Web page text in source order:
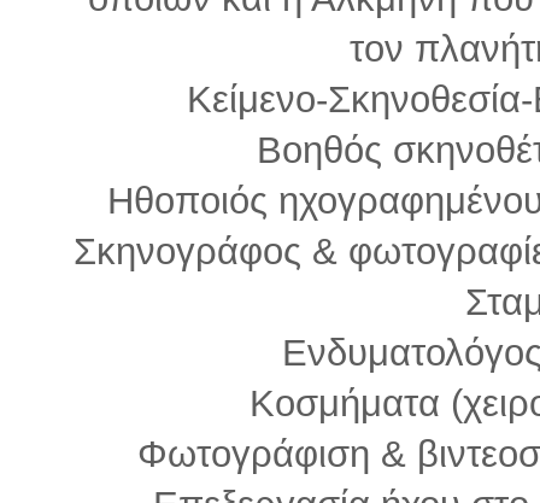
τον
Κείμενο-
Βοηθός
Ηθοποιός
Σκηνογράφος &
Κοσμήματα
Φωτογράφιση &